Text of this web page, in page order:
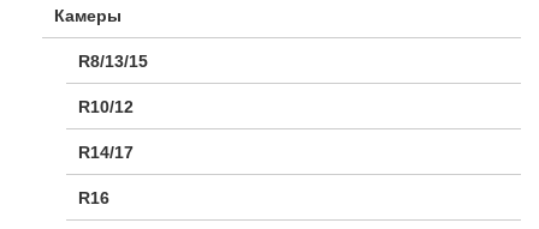
Камеры
R8/13/15
R10/12
R14/17
R16